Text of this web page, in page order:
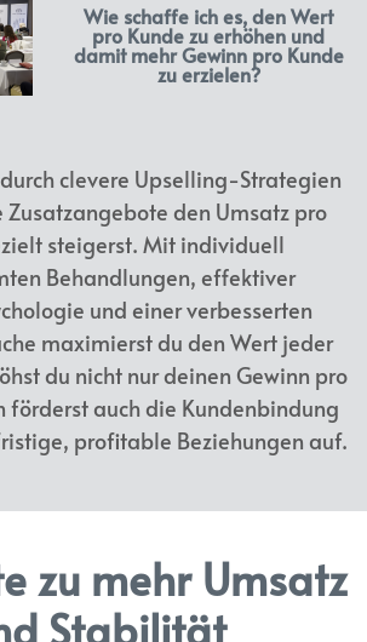
Wie schaffe ich es, den Wert
pro Kunde zu erhöhen und
damit mehr Gewinn pro Kunde
zu erzielen?
clevere Upselling-Strategien
den Umsatz pro
steigerst. Mit individuell
Behandlungen, effektiver
und einer verbesserten
maximierst du den Wert jeder
du nicht nur deinen Gewinn pro
förderst auch die Kundenbindung
profitable Beziehungen auf.
zu mehr Umsatz
Stabilität